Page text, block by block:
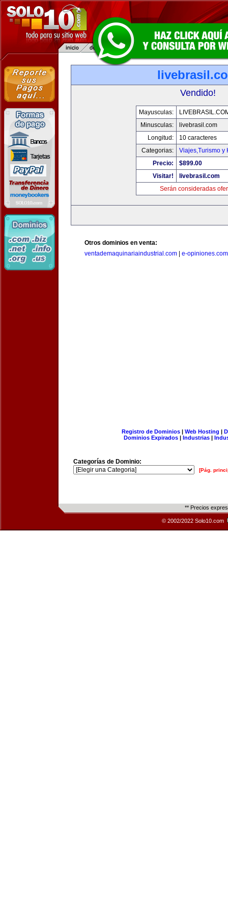
Vendido!
Mayusculas:
Minusculas:
livebrasil.com
Longitud:
10 caracteres
Categorias:
Viajes,Turismo y
Precio:
$899.00
Visitar!
livebrasil.com
Serán consideradas
Otros dominios en venta:
ventademaquinariaindustrial.com
e-opiniones.com
Registro de Dominios| Web Hosting |
Dominios Expirados | Industrias |
Categorías de Dominio:
[Pág.
** Precios
© 2002/2022 Solo10.com